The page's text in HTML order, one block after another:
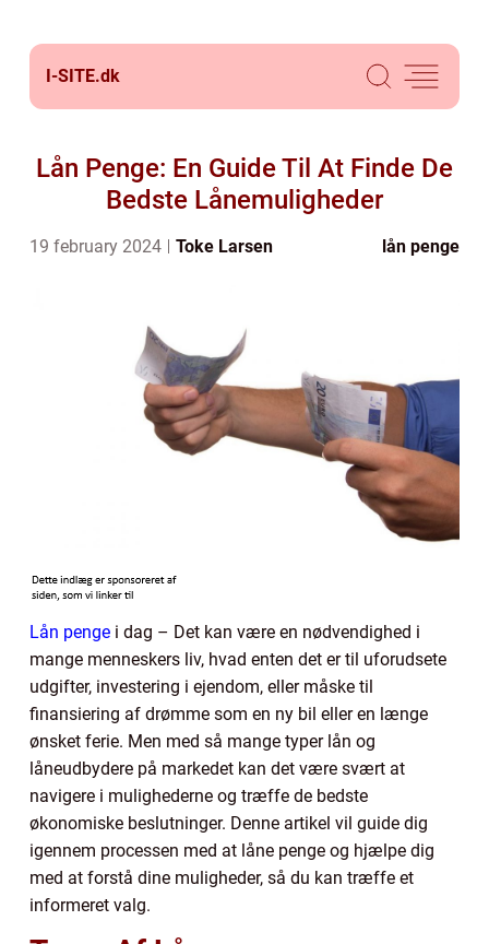
I-SITE.dk
Lån Penge: En Guide Til At Finde De
Bedste Lånemuligheder
19 february 2024 Toke Larsen lån penge
Lån penge i dag – Det kan være en nødvendighed i
mange menneskers liv, hvad enten det er til uforudsete
udgifter, investering i ejendom, eller måske til
finansiering af drømme som en ny bil eller en længe
ønsket ferie. Men med så mange typer lån og
låneudbydere på markedet kan det være svært at
navigere i mulighederne og træffe de bedste
økonomiske beslutninger. Denne artikel vil guide dig
igennem processen med at låne penge og hjælpe dig
med at forstå dine muligheder, så du kan træffe et
informeret valg.